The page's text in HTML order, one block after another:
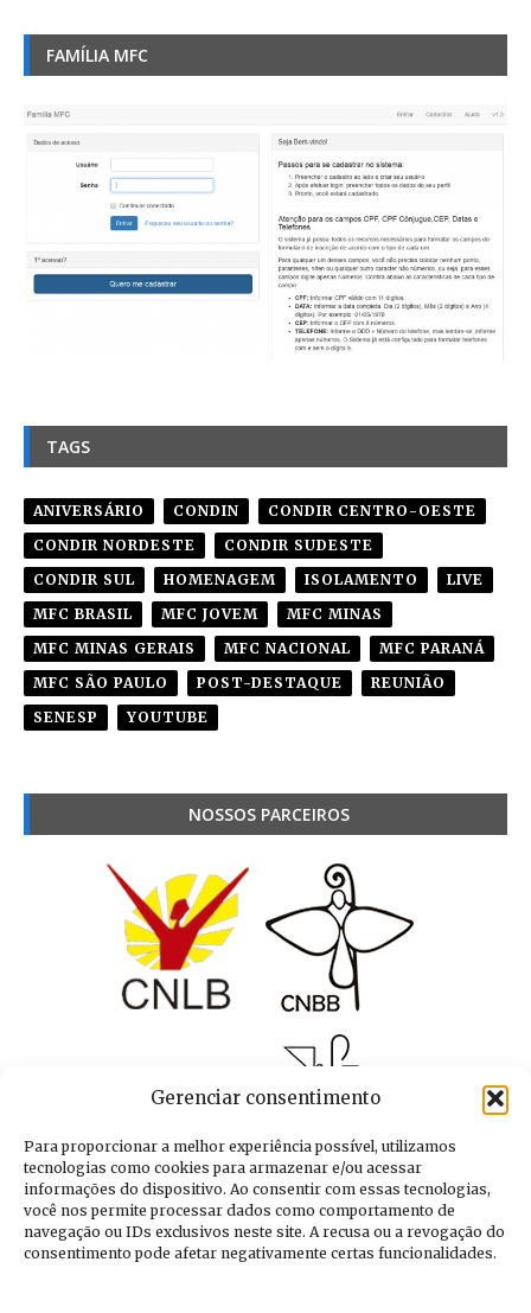
Gerenciar consentimento
Para proporcionar a melhor experiência possível, utilizamos
tecnologias como cookies para armazenar e/ou acessar
informações do dispositivo. Ao consentir com essas tecnologias,
você nos permite processar dados como comportamento de
navegação ou IDs exclusivos neste site. A recusa ou a revogação do
consentimento pode afetar negativamente certas funcionalidades.
FAMÍLIA MFC
TAGS
ANIVERSÁRIO CONDIN
CONDIR CENTRO-OESTE
CONDIR NORDESTE
CONDIR SUDESTE
CONDIR SUL
HOMENAGEM ISOLAMENTO
LIVE
MFC BRASIL
MFC JOVEM
MFC MINAS
MFC MINAS GERAIS
MFC NACIONAL
MFC PARANÁ
MFC SÃO PAULO
POST-DESTAQUE
REUNIÃO
SENESP
YOUTUBE
NOSSOS PARCEIROS